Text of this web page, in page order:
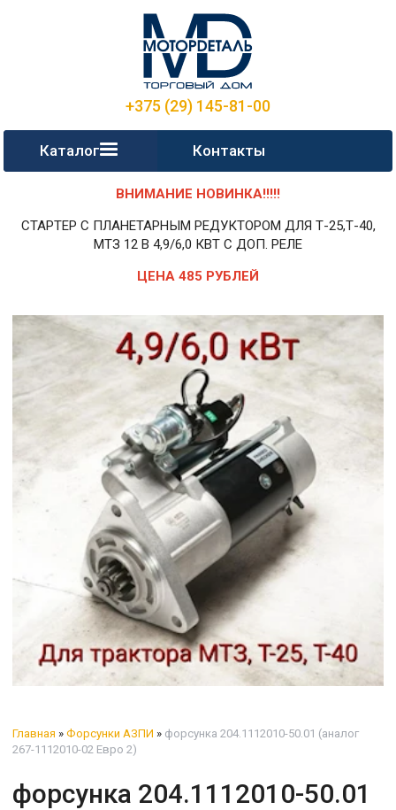
+375 (29) 145-81-00
Каталог Контакты
ВНИМАНИЕ НОВИНКА!!!!!
СТАРТЕР С ПЛАНЕТАРНЫМ РЕДУКТОРОМ ДЛЯ Т-25,Т-40,
МТЗ 12 В 4,9/6,0 КВТ С ДОП. РЕЛЕ
ЦЕНА 485 РУБЛЕЙ
Главная » Форсунки АЗПИ » форсунка 204.1112010-50.01 (аналог
267-1112010-02 Евро 2)
форсунка 204.1112010-50.01